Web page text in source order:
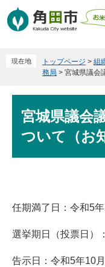
ー
ニ
現在地 トップページ > 組
務局 > 宮城県議会
宮城県議会
ついて（お
任期満了日：令和5年
選挙期日（投票日）
告示日：令和5年10月